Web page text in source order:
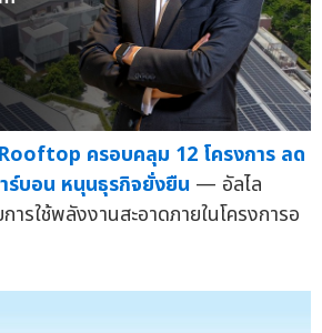
ครอบคลุม 12 โครงการ ลด
บอน หนุนธุรกิจยั่งยืน — อัลไล
ารใช้พลังงานสะอาดภายในโครงการอ